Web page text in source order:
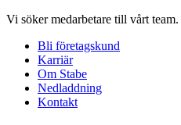
Hoppa
innehåll
Vi söker medarbetare till vårt team.
Bli företagskund
Karriär
Om Stabe
Nedladdning
Kontakt